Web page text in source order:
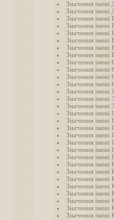
Значення імені
Значення імені
Значення імені
Значення імені
Значення імені
Значення імені
Значення імені
Значення імені
Значення імені
Значення імені
Значення імені
Значення імені
Значення імені
Значення імені
Значення імені
Значення імені
Значення імені
Значення імені
Значення імені
Значення імені
Значення імені
Значення імені
Значення імені
Значення імені
Значення імені
Значення імені
Значення імені
Значення імені
Значення імені
Значення імені